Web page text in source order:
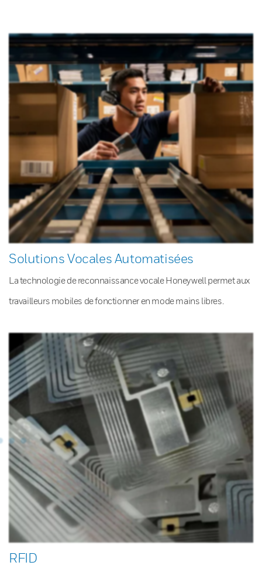
Solutions Vocales Automatisées
La technologie de reconnaissance vocale Honeywell permet aux
travailleurs mobiles de fonctionner en mode mains libres.
RFID